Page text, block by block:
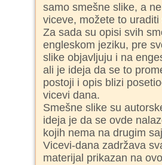
samo smešne slike, a
viceve, možete to
Za sada su opisi svih
engleskom jeziku, pre
slike objavljuju i na
ali je ideja da se to
postoji i opis blizi
vicevi dana.
Smešne slike su
ideja je da se ovde
kojih nema na drugim
Vicevi-dana zadržava
materijal prikazan na